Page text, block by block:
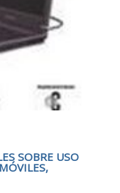
SOBRE USO